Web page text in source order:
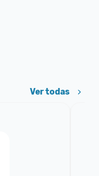
Ver todas